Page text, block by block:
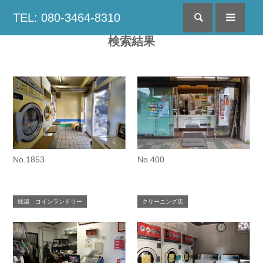
TEL: 080-3464-8310 検索
検索結果
No.1853
銭湯 コインランドリー
No.400
クリーニング店